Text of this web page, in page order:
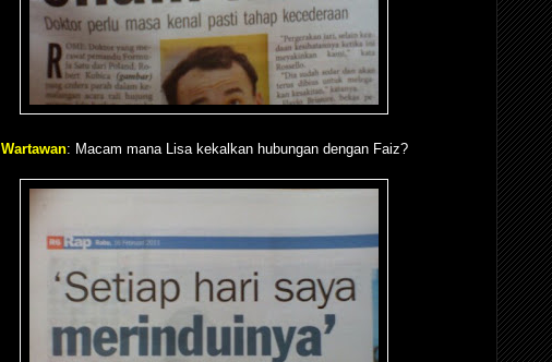
Wartawan: Macam mana Lisa kekalkan hubungan dengan Faiz?